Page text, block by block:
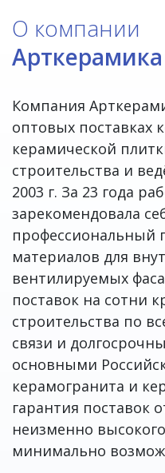
О компании
Арткерамика
Компания
оптовых поставках
керамической
строительства и
2003 г. За 23 года
зарекомендовала
профессиональный
материалов для
вентилируемых
поставок на сотни
строительства по
связи и
основными
керамогранита и
гарантия поставок
неизменно
минимально